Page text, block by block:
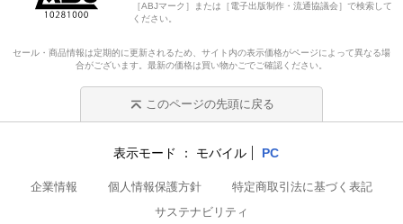
［ABJマーク］または［電子出版制作・流通協議会］で検索して
ください。
セール・商品情報は定期的に更新されるため、サイト内の表示価格がページによって異なる場
合がございます。最新の価格は買い物かごでご確認ください。
このページの先頭に戻る
表示モード モバイル PC
企業情報 個人情報保護方針
特定商取引法に基づく表記
サステナビリティ